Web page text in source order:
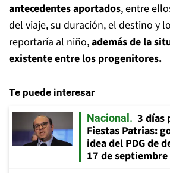
antecedentes aportados, entre
del viaje, su duración, el destino y
reportaría al niño,además de la
existente entre los progenitores.
Te puede interesar
Nacional
3 días
Fiestas Patrias:
idea del PDG de
17 de septiembre